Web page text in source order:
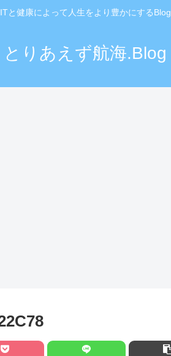
ITと健康によって人生をより豊かにするBlog
とりあえず航海.Blog